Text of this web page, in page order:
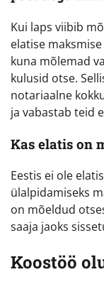
Kui laps viibib
elatise
kuna mõlemad
kulusid otse.
notariaalne
ja vabastab teid
Kas elatis on
Eestis ei ole
ülalpidamiseks
on mõeldud
saaja jaoks
Koostöö